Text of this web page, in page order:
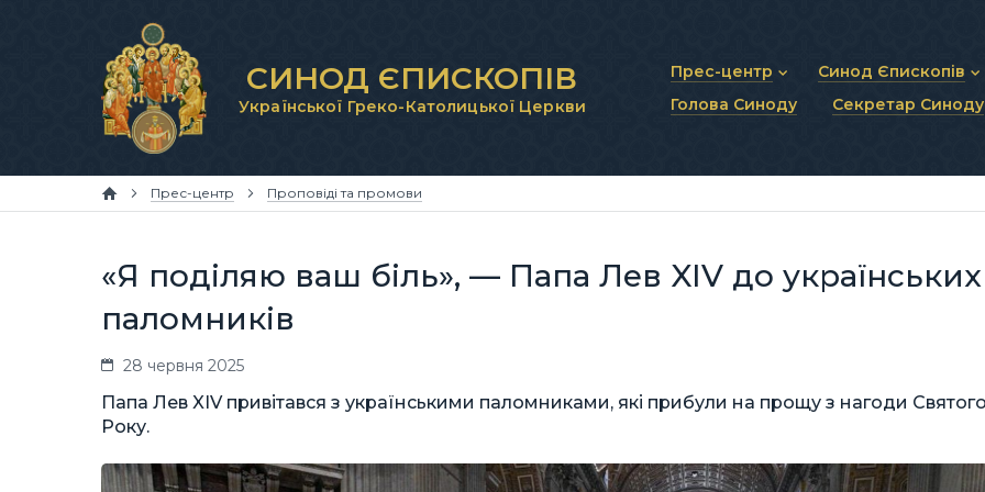
СИНОД ЄПИСКОПІВ
Української Греко-Католицької Церкви
Прес-центр
Новини та анонси
Синод Єпископів
Статут Синоду
Синодальні органи
Голова Синоду Секретар Синоду
Прес-центр Проповіді та промови
«Я поділяю ваш біль», — Папа Лев XIV до українських
паломників
28 червня 2025
Папа Лев XIV привітався з українськими паломниками, які прибули на прощу з нагоди Святого
Року.